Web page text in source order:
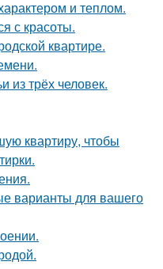
и теплом.
с красоты.
квартире.
трёх человек.
квартиру, чтобы
варианты для вашего